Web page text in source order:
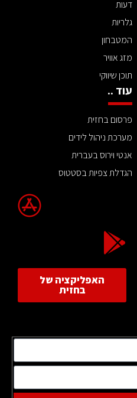
דעות
גלריות
המטבחון
מזג אוויר
תוכן שיווקי
עוד ..
פרסום בחזית
מערכת ניהול לידים
אנטי וירוס בעברית
הגדלת צפיות בסטטוס
האפליקציה של
בחזית